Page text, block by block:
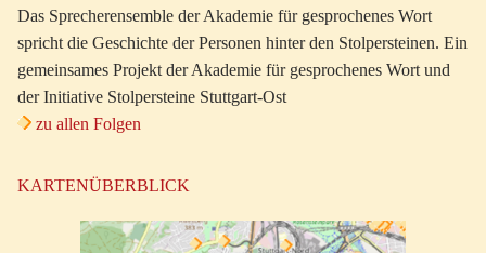
Das Sprecherensemble der Akademie für gesprochenes Wort
spricht die Geschichte der Personen hinter den Stolpersteinen. Ein
gemeinsames Projekt der Akademie für gesprochenes Wort und
der Initiative Stolpersteine Stuttgart-Ost
zu allen Folgen
KARTENÜBERBLICK